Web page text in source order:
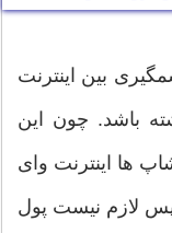
بین اینترنت
باشد. چون این
ها اینترنت وای
پس لازم نیست پول